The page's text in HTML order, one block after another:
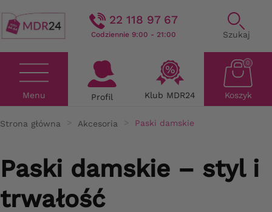
22 118 97 67
Codziennie 9:00 - 21:00 Szukaj
Menu Profil Klub MDR24 Koszyk
0
Strona główna Akcesoria Paski damskie
Paski damskie – styl i
trwałość